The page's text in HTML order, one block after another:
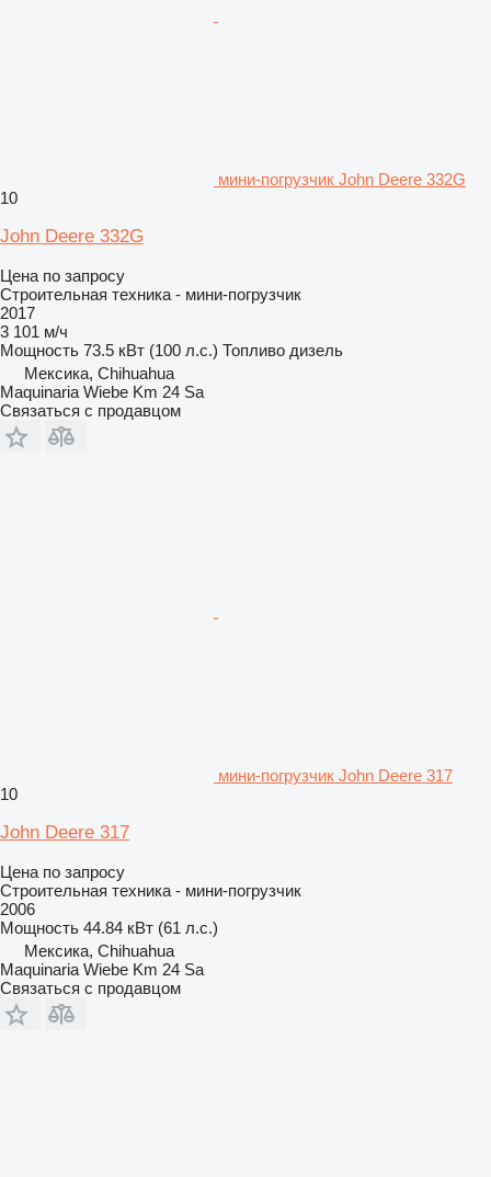
мини-погрузчик John Deere 332G
10
John Deere 332G
Цена по запросу
Строительная техника - мини-погрузчик
2017
3 101 м/ч
Мощность 73.5 кВт (100 л.с.) Топливо дизель
Мексика, Chihuahua
Maquinaria Wiebe Km 24 Sa
Связаться с продавцом
мини-погрузчик John Deere 317
10
John Deere 317
Цена по запросу
Строительная техника - мини-погрузчик
2006
Мощность 44.84 кВт (61 л.с.)
Мексика, Chihuahua
Maquinaria Wiebe Km 24 Sa
Связаться с продавцом